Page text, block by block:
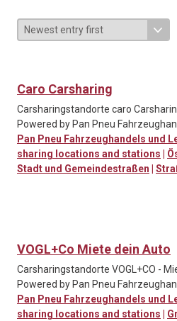
Caro Carsharing
Carsharingstandorte caro
Powered by Pan Pneu
Pan Pneu Fahrzeughandels und
sharing locations and stations
Stadt und Gemeindestraßen
VOGL+Co Miete dein Auto
Carsharingstandorte VOGL+CO -
Powered by Pan Pneu
Pan Pneu Fahrzeughandels und
sharing locations and stations